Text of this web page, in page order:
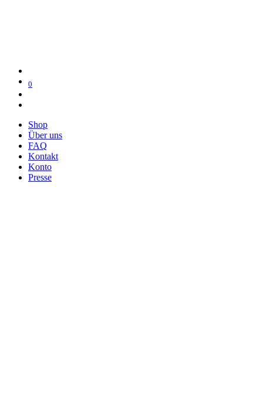
0
Shop
Über uns
FAQ
Kontakt
Konto
Presse